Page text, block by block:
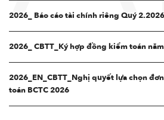
2026_ Báo cáo tài chính riêng Quý 2.2026
2026_ CBTT_Ký hợp đồng kiểm toán
2026_EN_CBTT_Nghị quyết lựa chọn
toán BCTC 2026